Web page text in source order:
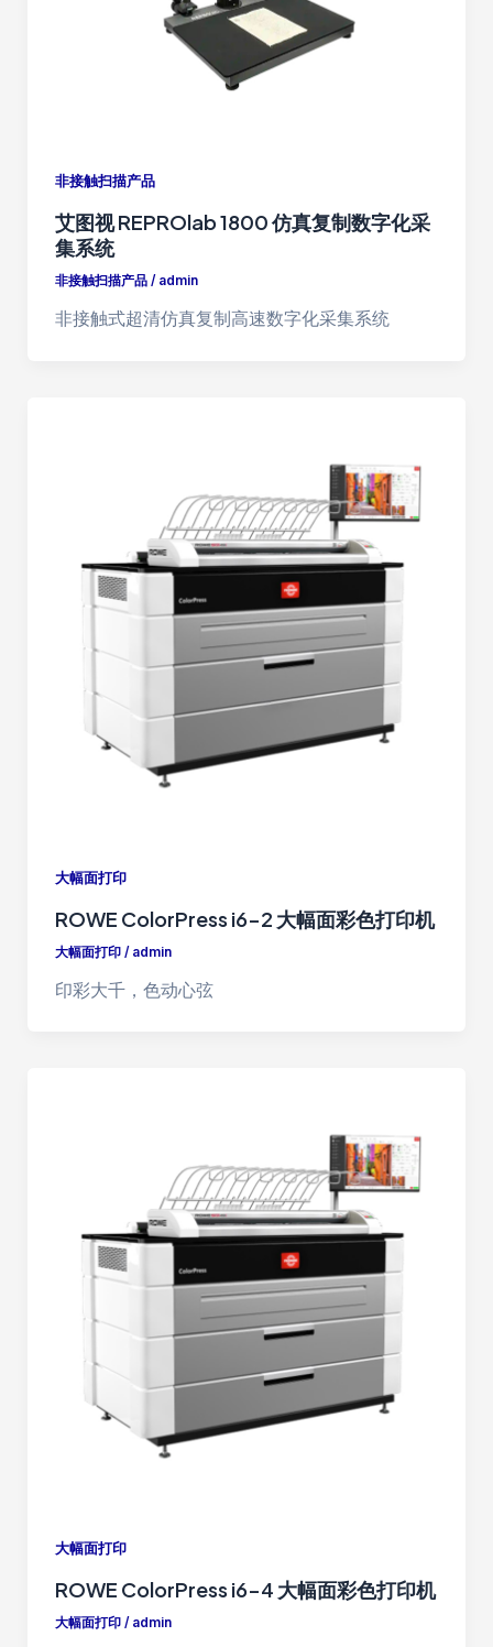
非接触扫描产品
艾图视 REPROlab 1800 仿真复制数字化采
集系统
非接触扫描产品/ admin
非接触式超清仿真复制高速数字化采集系统
大幅面打印
ROWE ColorPress i6-2 大幅面彩色打印机
大幅面打印/ admin
印彩大千，色动心弦
大幅面打印
ROWE ColorPress i6-4 大幅面彩色打印机
大幅面打印/ admin